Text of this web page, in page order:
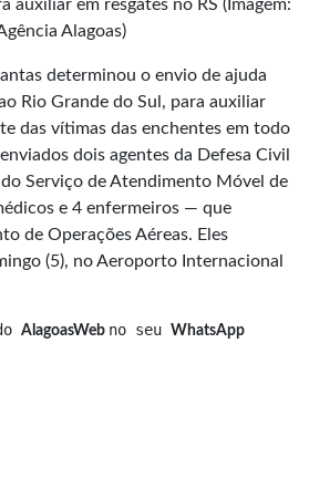
auxiliar em resgates no RS (Imagem:
Alagoas)
determinou o envio de ajuda
Rio Grande do Sul, para auxiliar
das vítimas das enchentes em todo
dois agentes da Defesa Civil
Serviço de Atendimento Móvel de
e 4 enfermeiros — que
de Operações Aéreas. Eles
(5), no Aeroporto Internacional
AlagoasWeb no seu WhatsApp